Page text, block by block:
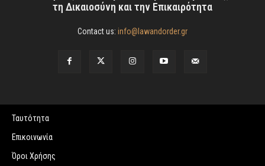
τη Δικαιοσύνη και την Επικαιρότητα
Contact us: info@lawandorder.gr
Ταυτότητα
Επικοινωνία
Όροι Χρήσης